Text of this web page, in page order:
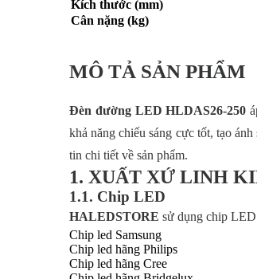
Kích thước (mm)
Cân nặng (kg)
MÔ TẢ SẢN PHẨM
Đèn đường LED HLDAS26-250
khả năng chiếu sáng cực tốt, tạo
tin chi tiết về sản phẩm.
1. XUẤT XỨ LINH
1.1. Chip LED
HALEDSTORE sử dụng chip
Chip led Samsung
Chip led hãng Philips
Chip led hãng Cree